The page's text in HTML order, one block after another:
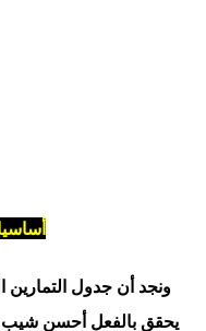
ونجد أن جدول التمارين
يحقق بالفعل أحسن